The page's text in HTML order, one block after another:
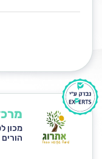
מכון
הורים